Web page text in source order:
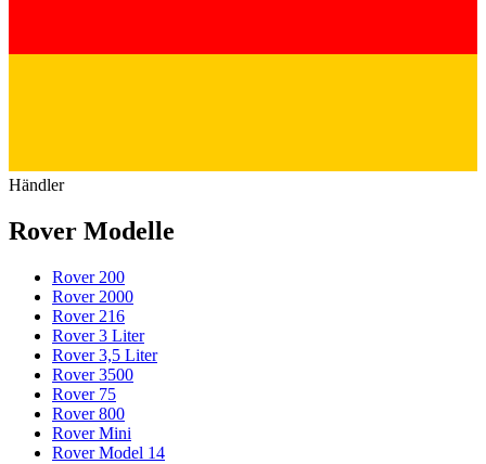
Händler
Rover Modelle
Rover 200
Rover 2000
Rover 216
Rover 3 Liter
Rover 3,5 Liter
Rover 3500
Rover 75
Rover 800
Rover Mini
Rover Model 14